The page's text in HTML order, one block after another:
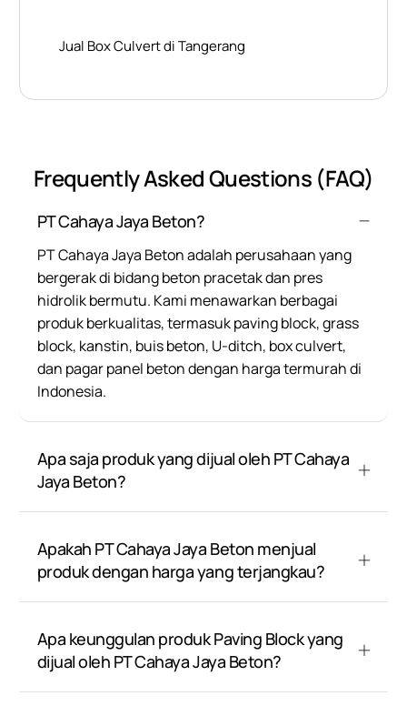
Jual Box Culvert di Tangerang
Frequently Asked Questions (FAQ)
PT Cahaya Jaya Beton?
PT Cahaya Jaya Beton adalah perusahaan yang
bergerak di bidang beton pracetak dan pres
hidrolik bermutu. Kami menawarkan berbagai
produk berkualitas, termasuk paving block, grass
block, kanstin, buis beton, U-ditch, box culvert,
dan pagar panel beton dengan harga termurah di
Indonesia.
Apa saja produk yang dijual oleh PT Cahaya
Jaya Beton?
Apakah PT Cahaya Jaya Beton menjual
produk dengan harga yang terjangkau?
Apa keunggulan produk Paving Block yang
dijual oleh PT Cahaya Jaya Beton?